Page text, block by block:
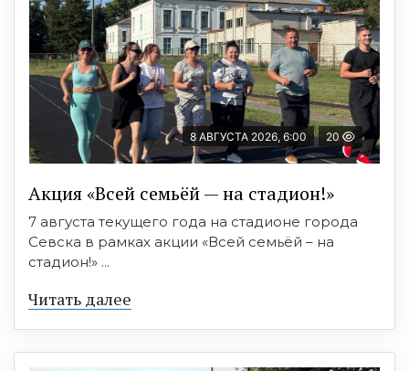
8 АВГУСТА 2026, 6:00 20
Акция «Всей семьёй — на стадион!»
7 августа текущего года на стадионе города
Севска в рамках акции «Всей семьёй – на
стадион!» ...
Читать далее